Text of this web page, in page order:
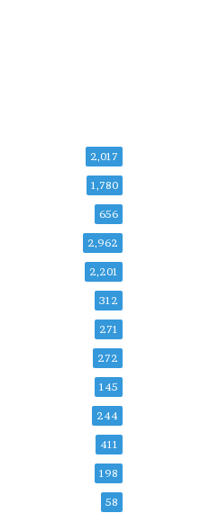
2,017
1,780
656
2,962
2,201
312
271
272
145
244
411
198
58